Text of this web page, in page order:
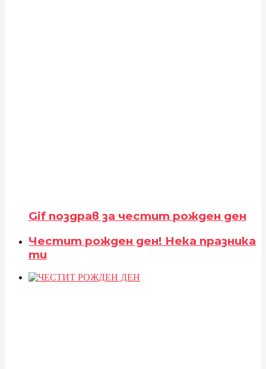
Gif поздрав за честит рожден ден
Честит рожден ден! Нека празника
ти